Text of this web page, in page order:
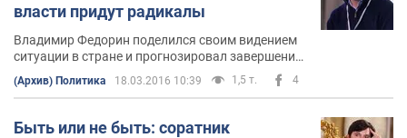
власти придут радикалы
Владимир Федорин поделился своим видением
ситуации в стране и прогнозировал завершение
(Архив) Политика 18.03.2016 10:39 1,5 т. 4
Быть или не быть: соратник